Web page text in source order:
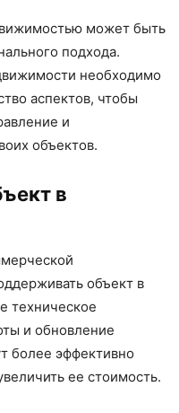
может быть
подхода.
необходимо
аспектов, чтобы
и
объектов.
в
объект в
техническое
и обновление
более эффективно
ее стоимость.